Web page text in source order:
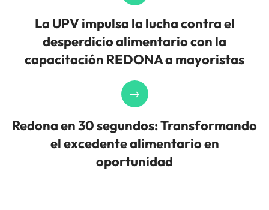
La UPV impulsa la lucha contra el
desperdicio alimentario con la
capacitación REDONA a mayoristas
Redona en 30 segundos: Transformando
el excedente alimentario en
oportunidad